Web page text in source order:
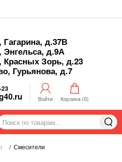
д.37В
Энгельса, д.9А
Красных Зорь, д.23
Гурьянова, д.7
Войти Корзина (0)
/ Смесители